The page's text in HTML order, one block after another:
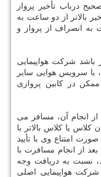
درباب تأخیر پرواز
بالاتر از دو ساعت به
انصراف از پرواز و
باشد شرکت هواپیمایی
با سرویس هوایی سایر
در کابین پروازی
انجام آن، مسافر می
کلاس یا کلاس بالاتر با
امتناع وی با تأیید
بعد از انجام مسافرت با
نسبت به دریافت وجه
هواپیمایی اصلی